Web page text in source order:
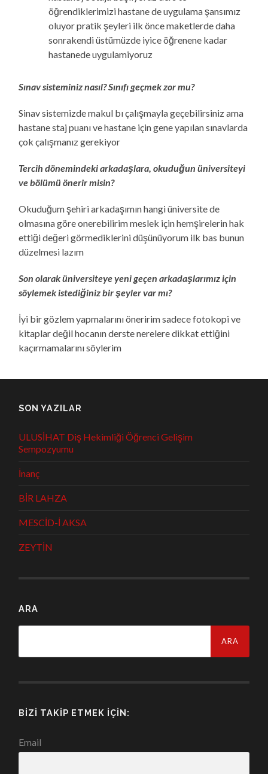
öğrendiklerimizi hastane de uygulama şansımız
oluyor pratik şeyleri ilk önce maketlerde daha
sonrakendi üstümüzde iyice öğrenene kadar
hastanede uygulamiyoruz
Sınav sisteminiz nasıl? Sınıfı geçmek zor mu?
Sinav sistemizde makul bı çalışmayla geçebilirsiniz ama
hastane staj puanı ve hastane için gene yapılan sınavlarda
çok çalışmanız gerekiyor
Tercih dönemindeki arkadaşlara, okuduğun üniversiteyi
ve bölümü önerir misin?
Okuduğum şehiri arkadaşımın hangi üniversite de
olmasına göre onerebilirim meslek için hemşirelerin hak
ettiği değeri görmediklerini düşünüyorum ilk bas bunun
düzelmesi lazım
Son olarak üniversiteye yeni geçen arkadaşlarımız için
söylemek istediğiniz bir şeyler var mı?
İyi bir gözlem yapmalarını öneririm sadece fotokopi ve
kitaplar değil hocanın derste nerelere dikkat ettiğini
kaçırmamalarını söylerim
SON YAZILAR
ULUSİHAT Diş Hekimliği Öğrenci Gelişim
Sempozyumu
İnanç
BİR LAHZA
MESCİD-İ AKSA
ZEYTİN
ARA
BIZI TAKIP ETMEK İÇIN:
Email